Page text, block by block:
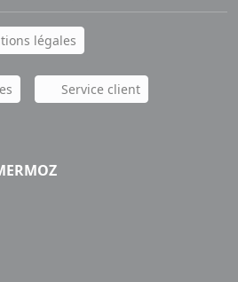
légales
Service client